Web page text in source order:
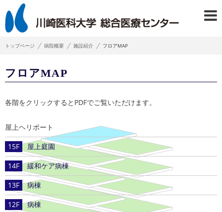
トップページ 病院概要 施設紹介 フロアMAP
フロアMAP
各階をクリックするとPDFでご覧いただけます。
屋上ヘリポート
15F 屋上庭園
14F 緩和ケア病棟
13F 病棟
12F 病棟